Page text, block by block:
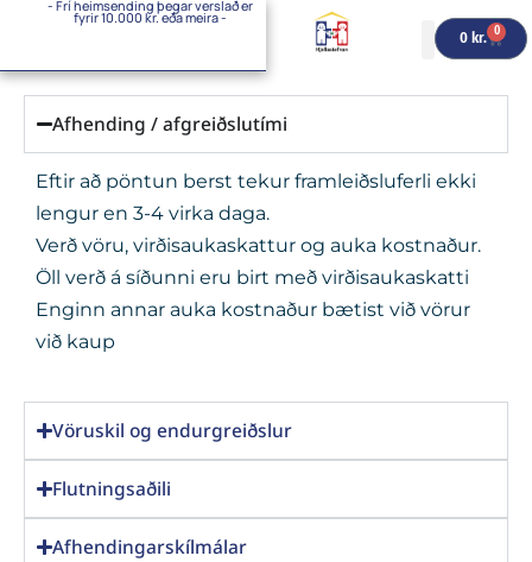
content
- Frí heimsending þegar verslað er
fyrir 10.000 kr. eða meira -
0 kr. 0
Cart
Afhending / afgreiðslutími
Eftir að pöntun berst tekur framleiðsluferli ekki
lengur en 3-4 virka daga.
Verð vöru, virðisaukaskattur og auka kostnaður.
Öll verð á síðunni eru birt með virðisaukaskatti
Enginn annar auka kostnaður bætist við vörur
við kaup
Vöruskil og endurgreiðslur
Flutningsaðili
Afhendingarskílmálar